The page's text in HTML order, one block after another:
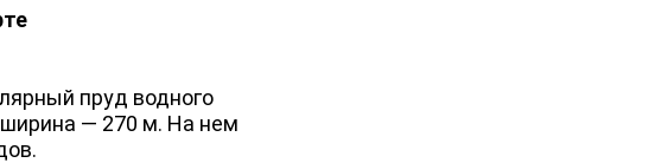
пруд водного
ширина — 270 м. На нем